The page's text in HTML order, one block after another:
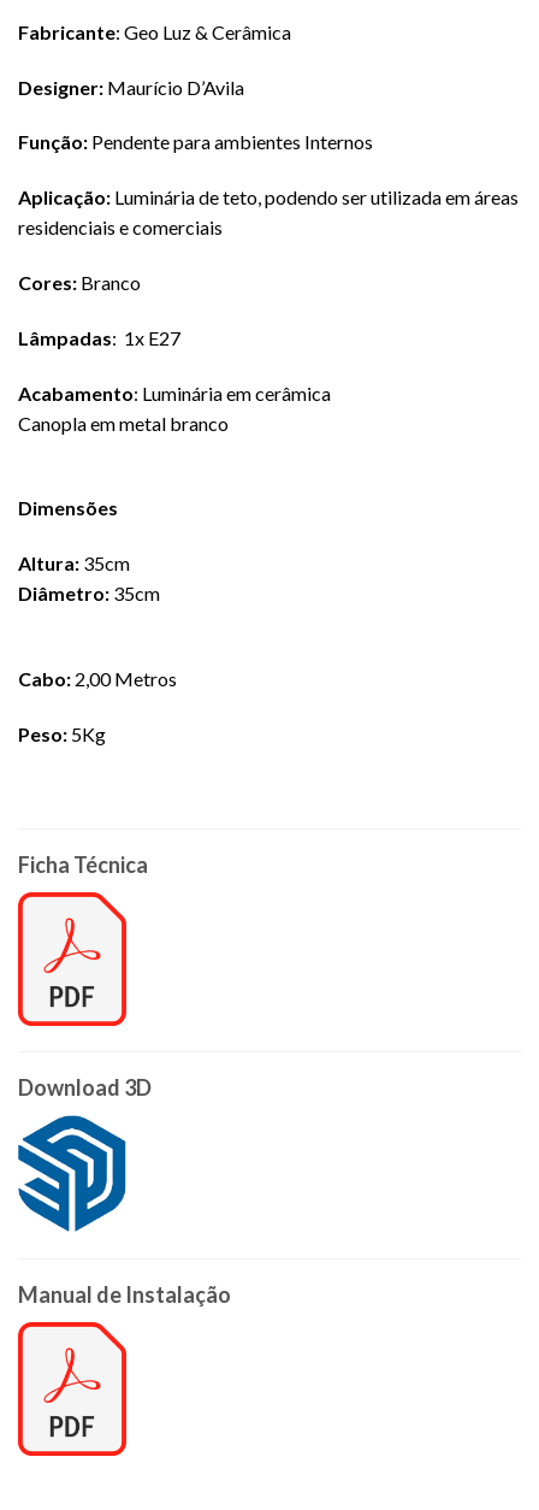
Fabricante: Geo Luz & Cerâmica
Designer: Maurício D’Avila
Função: Pendente para ambientes Internos
Aplicação: Luminária de teto, podendo ser utilizada em áreas
residenciais e comerciais
Cores: Branco
Lâmpadas: 1x E27
Acabamento: Luminária em cerâmica
Canopla em metal branco
Dimensões
Altura: 35cm
Diâmetro: 35cm
Cabo: 2,00 Metros
Peso: 5Kg
Ficha Técnica
Download 3D
Manual de Instalação